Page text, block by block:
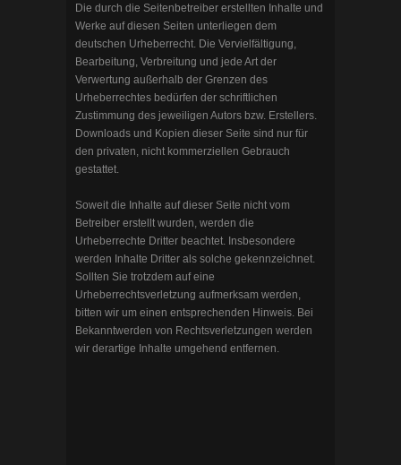
Die durch die Seitenbetreiber erstellten Inhalte und
Werke auf diesen Seiten unterliegen dem
deutschen Urheberrecht. Die Vervielfältigung,
Bearbeitung, Verbreitung und jede Art der
Verwertung außerhalb der Grenzen des
Urheberrechtes bedürfen der schriftlichen
Zustimmung des jeweiligen Autors bzw. Erstellers.
Downloads und Kopien dieser Seite sind nur für
den privaten, nicht kommerziellen Gebrauch
gestattet.
Soweit die Inhalte auf dieser Seite nicht vom
Betreiber erstellt wurden, werden die
Urheberrechte Dritter beachtet. Insbesondere
werden Inhalte Dritter als solche gekennzeichnet.
Sollten Sie trotzdem auf eine
Urheberrechtsverletzung aufmerksam werden,
bitten wir um einen entsprechenden Hinweis. Bei
Bekanntwerden von Rechtsverletzungen werden
wir derartige Inhalte umgehend entfernen.